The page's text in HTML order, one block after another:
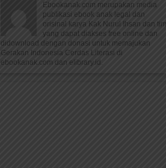
Ebookanak.com merupakan media
publikasi ebook anak legal dan
orisinal karya Kak Nurul Ihsan dan tim
yang dapat diakses free online dan
didownload dengan donasi untuk memajukan
Gerakan Indonesia Cerdas Literasi di
ebookanak.com dan elibrary.id.